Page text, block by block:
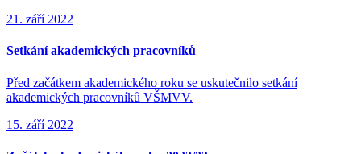
21. září 2022
Setkání akademických pracovníků
Před začátkem akademického roku se uskutečnilo setkání
akademických pracovníků VŠMVV.
15. září 2022